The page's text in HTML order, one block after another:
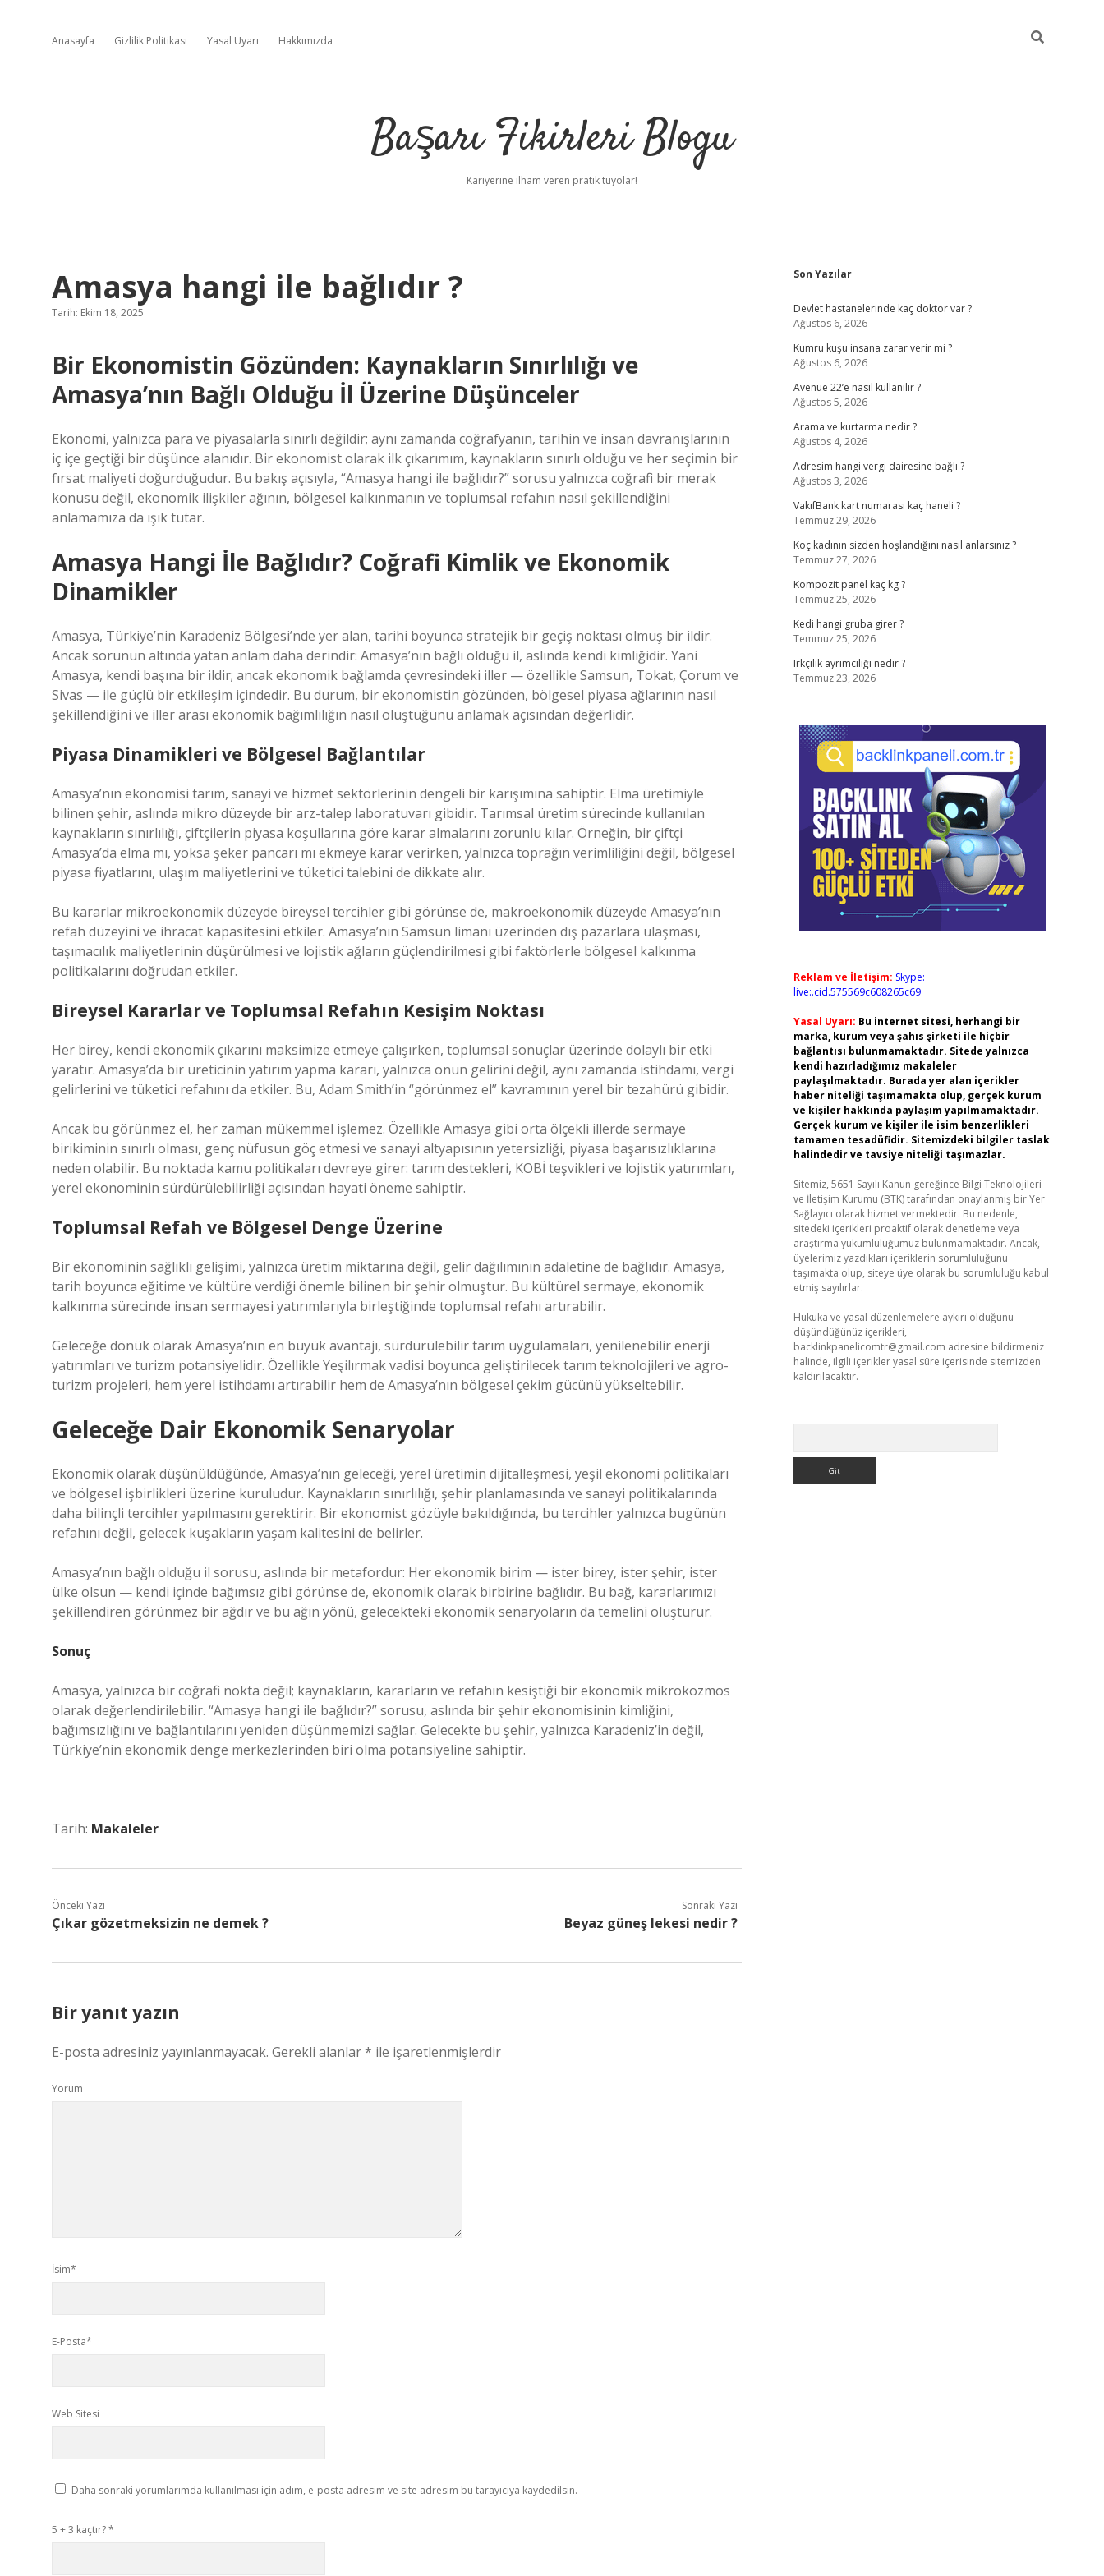
Anasayfa Gizlilik Politikası Yasal Uyarı Hakkımızda
Başarı Fikirleri Blogu
Kariyerine ilham veren pratik tüyolar!
Amasya hangi ile bağlıdır ?
Tarih: Ekim 18, 2025
Bir Ekonomistin Gözünden: Kaynakların Sınırlılığı ve
Amasya’nın Bağlı Olduğu İl Üzerine Düşünceler
Ekonomi, yalnızca para ve piyasalarla sınırlı değildir; aynı zamanda coğrafyanın, tarihin ve insan davranışlarının
iç içe geçtiği bir düşünce alanıdır. Bir ekonomist olarak ilk çıkarımım, kaynakların sınırlı olduğu ve her seçimin bir
fırsat maliyeti doğurduğudur. Bu bakış açısıyla, “Amasya hangi ile bağlıdır?” sorusu yalnızca coğrafi bir merak
konusu değil, ekonomik ilişkiler ağının, bölgesel kalkınmanın ve toplumsal refahın nasıl şekillendiğini
anlamamıza da ışık tutar.
Amasya Hangi İle Bağlıdır? Coğrafi Kimlik ve Ekonomik
Dinamikler
Amasya, Türkiye’nin Karadeniz Bölgesi’nde yer alan, tarihi boyunca stratejik bir geçiş noktası olmuş bir ildir.
Ancak sorunun altında yatan anlam daha derindir: Amasya’nın bağlı olduğu il, aslında kendi kimliğidir. Yani
Amasya, kendi başına bir ildir; ancak ekonomik bağlamda çevresindeki iller — özellikle Samsun, Tokat, Çorum ve
Sivas — ile güçlü bir etkileşim içindedir. Bu durum, bir ekonomistin gözünden, bölgesel piyasa ağlarının nasıl
şekillendiğini ve iller arası ekonomik bağımlılığın nasıl oluştuğunu anlamak açısından değerlidir.
Piyasa Dinamikleri ve Bölgesel Bağlantılar
Amasya’nın ekonomisi tarım, sanayi ve hizmet sektörlerinin dengeli bir karışımına sahiptir. Elma üretimiyle
bilinen şehir, aslında mikro düzeyde bir arz-talep laboratuvarı gibidir. Tarımsal üretim sürecinde kullanılan
kaynakların sınırlılığı, çiftçilerin piyasa koşullarına göre karar almalarını zorunlu kılar. Örneğin, bir çiftçi
Amasya’da elma mı, yoksa şeker pancarı mı ekmeye karar verirken, yalnızca toprağın verimliliğini değil, bölgesel
piyasa fiyatlarını, ulaşım maliyetlerini ve tüketici talebini de dikkate alır.
Bu kararlar mikroekonomik düzeyde bireysel tercihler gibi görünse de, makroekonomik düzeyde Amasya’nın
refah düzeyini ve ihracat kapasitesini etkiler. Amasya’nın Samsun limanı üzerinden dış pazarlara ulaşması,
taşımacılık maliyetlerinin düşürülmesi ve lojistik ağların güçlendirilmesi gibi faktörlerle bölgesel kalkınma
politikalarını doğrudan etkiler.
Bireysel Kararlar ve Toplumsal Refahın Kesişim Noktası
Her birey, kendi ekonomik çıkarını maksimize etmeye çalışırken, toplumsal sonuçlar üzerinde dolaylı bir etki
yaratır. Amasya’da bir üreticinin yatırım yapma kararı, yalnızca onun gelirini değil, aynı zamanda istihdamı, vergi
gelirlerini ve tüketici refahını da etkiler. Bu, Adam Smith’in “görünmez el” kavramının yerel bir tezahürü gibidir.
Ancak bu görünmez el, her zaman mükemmel işlemez. Özellikle Amasya gibi orta ölçekli illerde sermaye
birikiminin sınırlı olması, genç nüfusun göç etmesi ve sanayi altyapısının yetersizliği, piyasa başarısızlıklarına
neden olabilir. Bu noktada kamu politikaları devreye girer: tarım destekleri, KOBİ teşvikleri ve lojistik yatırımları,
yerel ekonominin sürdürülebilirliği açısından hayati öneme sahiptir.
Toplumsal Refah ve Bölgesel Denge Üzerine
Bir ekonominin sağlıklı gelişimi, yalnızca üretim miktarına değil, gelir dağılımının adaletine de bağlıdır. Amasya,
tarih boyunca eğitime ve kültüre verdiği önemle bilinen bir şehir olmuştur. Bu kültürel sermaye, ekonomik
kalkınma sürecinde insan sermayesi yatırımlarıyla birleştiğinde toplumsal refahı artırabilir.
Geleceğe dönük olarak Amasya’nın en büyük avantajı, sürdürülebilir tarım uygulamaları, yenilenebilir enerji
yatırımları ve turizm potansiyelidir. Özellikle Yeşilırmak vadisi boyunca geliştirilecek tarım teknolojileri ve agro-
turizm projeleri, hem yerel istihdamı artırabilir hem de Amasya’nın bölgesel çekim gücünü yükseltebilir.
Geleceğe Dair Ekonomik Senaryolar
Ekonomik olarak düşünüldüğünde, Amasya’nın geleceği, yerel üretimin dijitalleşmesi, yeşil ekonomi politikaları
ve bölgesel işbirlikleri üzerine kuruludur. Kaynakların sınırlılığı, şehir planlamasında ve sanayi politikalarında
daha bilinçli tercihler yapılmasını gerektirir. Bir ekonomist gözüyle bakıldığında, bu tercihler yalnızca bugünün
refahını değil, gelecek kuşakların yaşam kalitesini de belirler.
Amasya’nın bağlı olduğu il sorusu, aslında bir metafordur: Her ekonomik birim — ister birey, ister şehir, ister
ülke olsun — kendi içinde bağımsız gibi görünse de, ekonomik olarak birbirine bağlıdır. Bu bağ, kararlarımızı
şekillendiren görünmez bir ağdır ve bu ağın yönü, gelecekteki ekonomik senaryoların da temelini oluşturur.
Sonuç
Amasya, yalnızca bir coğrafi nokta değil; kaynakların, kararların ve refahın kesiştiği bir ekonomik mikrokozmos
olarak değerlendirilebilir. “Amasya hangi ile bağlıdır?” sorusu, aslında bir şehir ekonomisinin kimliğini,
bağımsızlığını ve bağlantılarını yeniden düşünmemizi sağlar. Gelecekte bu şehir, yalnızca Karadeniz’in değil,
Türkiye’nin ekonomik denge merkezlerinden biri olma potansiyeline sahiptir.
Tarih: Makaleler
Önceki Yazı
Çıkar gözetmeksizin ne demek ?
Sonraki Yazı
Beyaz güneş lekesi nedir ?
Bir yanıt yazın
E-posta adresiniz yayınlanmayacak. Gerekli alanlar* ile işaretlenmişlerdir
Yorum
İsim*
E-Posta*
Web Sitesi
Daha sonraki yorumlarımda kullanılması için adım, e-posta adresim ve site adresim bu tarayıcıya kaydedilsin.
5 + 3 kaçtır?*
Sidebar
Son Yazılar
Devlet hastanelerinde kaç doktor var ?
Ağustos 6, 2026
Kumru kuşu insana zarar verir mi ?
Ağustos 6, 2026
Avenue 22’e nasıl kullanılır ?
Ağustos 5, 2026
Arama ve kurtarma nedir ?
Ağustos 4, 2026
Adresim hangi vergi dairesine bağlı ?
Ağustos 3, 2026
VakıfBank kart numarası kaç haneli ?
Temmuz 29, 2026
Koç kadının sizden hoşlandığını nasıl anlarsınız ?
Temmuz 27, 2026
Kompozit panel kaç kg ?
Temmuz 25, 2026
Kedi hangi gruba girer ?
Temmuz 25, 2026
Irkçılık ayrımcılığı nedir ?
Temmuz 23, 2026
Reklam ve İletişim: Skype:
live:.cid.575569c608265c69
Yasal Uyarı: Bu internet sitesi, herhangi bir
marka, kurum veya şahıs şirketi ile hiçbir
bağlantısı bulunmamaktadır. Sitede yalnızca
kendi hazırladığımız makaleler
paylaşılmaktadır. Burada yer alan içerikler
haber niteliği taşımamakta olup, gerçek kurum
ve kişiler hakkında paylaşım yapılmamaktadır.
Gerçek kurum ve kişiler ile isim benzerlikleri
tamamen tesadüfidir. Sitemizdeki bilgiler taslak
halindedir ve tavsiye niteliği taşımazlar.
Sitemiz, 5651 Sayılı Kanun gereğince Bilgi Teknolojileri
ve İletişim Kurumu (BTK) tarafından onaylanmış bir Yer
Sağlayıcı olarak hizmet vermektedir. Bu nedenle,
sitedeki içerikleri proaktif olarak denetleme veya
araştırma yükümlülüğümüz bulunmamaktadır. Ancak,
üyelerimiz yazdıkları içeriklerin sorumluluğunu
taşımakta olup, siteye üye olarak bu sorumluluğu kabul
etmiş sayılırlar.
Hukuka ve yasal düzenlemelere aykırı olduğunu
düşündüğünüz içerikleri,
backlinkpanelicomtr@gmail.com adresine bildirmeniz
halinde, ilgili içerikler yasal süre içerisinde sitemizden
kaldırılacaktır.